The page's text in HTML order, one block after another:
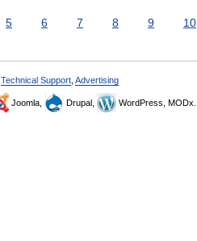
5 6 7 8 9 10
Technical Support Advertising
Joomla, Drupal, WordPress, MODx.